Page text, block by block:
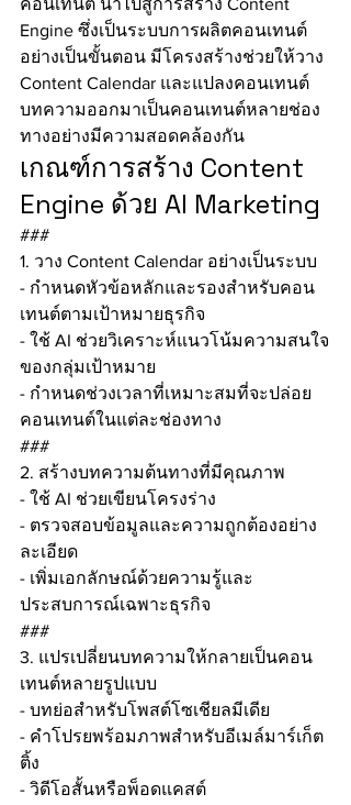
คอนเทนต์ นำไปสู่การสร้าง Content
Engine ซึ่งเป็นระบบการผลิตคอนเทนต์
อย่างเป็นขั้นตอน มีโครงสร้างช่วยให้วาง
Content Calendar และแปลงคอนเทนต์
บทความออกมาเป็นคอนเทนต์หลายช่อง
ทางอย่างมีความสอดคล้องกัน
เกณฑ์การสร้าง Content
Engine ด้วย AI Marketing
###
1. วาง Content Calendar อย่างเป็นระบบ
- กำหนดหัวข้อหลักและรองสำหรับคอน
เทนต์ตามเป้าหมายธุรกิจ
- ใช้ AI ช่วยวิเคราะห์แนวโน้มความสนใจ
ของกลุ่มเป้าหมาย
- กำหนดช่วงเวลาที่เหมาะสมที่จะปล่อย
คอนเทนต์ในแต่ละช่องทาง
###
2. สร้างบทความต้นทางที่มีคุณภาพ
- ใช้ AI ช่วยเขียนโครงร่าง
- ตรวจสอบข้อมูลและความถูกต้องอย่าง
ละเอียด
- เพิ่มเอกลักษณ์ด้วยความรู้และ
ประสบการณ์เฉพาะธุรกิจ
###
3. แปรเปลี่ยนบทความให้กลายเป็นคอน
เทนต์หลายรูปแบบ
- บทย่อสำหรับโพสต์โซเชียลมีเดีย
- คำโปรยพร้อมภาพสำหรับอีเมล์มาร์เก็ต
ติ้ง
- วิดีโอสั้นหรือพ็อดแคสต์